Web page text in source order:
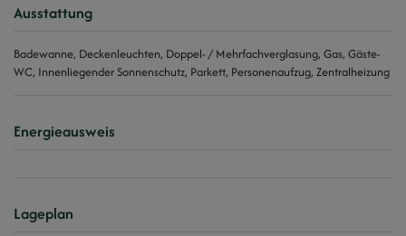
Ausstattung
Badewanne Deckenleuchten Doppel- / Mehrfachverglasung Gas Gäste-
WC Innenliegender Sonnenschutz Parkett Personenaufzug Zentralheizung
Energieausweis
Lageplan